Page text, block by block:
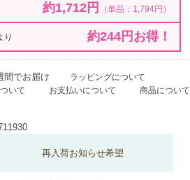
約1,712円 （単品：1,794円）
り 約244円お得！
間でお届け
ラッピングについて
いて
お支払いについて 商品について
再入荷お知らせ希望